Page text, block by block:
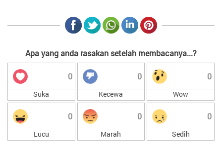
Sumbar
NTT
Redaksi
Sumut
Redaksi
Jambi
Redaksi
Riau
Redaksi
Apa yang anda rasakan setelah membacanya...?
0
Suka
0
Kecewa
0
Wow
0
Lucu
0
Marah
0
Sedih